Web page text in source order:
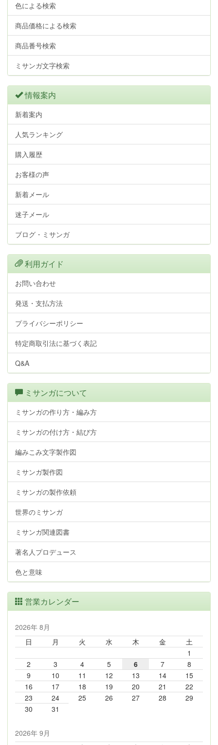
色による検索
商品価格による検索
商品番号検索
ミサンガ文字検索
情報案内
新着案内
人気ランキング
購入履歴
お客様の声
新着メール
迷子メール
ブログ・ミサンガ
利用ガイド
お問い合わせ
発送・支払方法
プライバシーポリシー
特定商取引法に基づく表記
Q&A
ミサンガについて
ミサンガの作り方・編み方
ミサンガの付け方・結び方
編みこみ文字製作図
ミサンガ製作図
ミサンガの製作依頼
世界のミサンガ
ミサンガ関連図書
著名人プロデュース
色と意味
営業カレンダー
2026年 8月
日
月 火 水 木 金
土
1
2
3 4 5 6 7
8
9
10 11 12 13 14
15
16
17 18 19 20 21
22
23
24 25 26 27 28
29
30
31
2026年 9月